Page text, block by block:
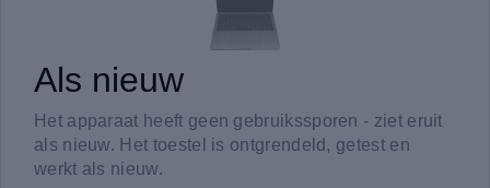
Als nieuw
Het apparaat heeft geen gebruikssporen - ziet eruit
als nieuw. Het toestel is ontgrendeld, getest en
werkt als nieuw.